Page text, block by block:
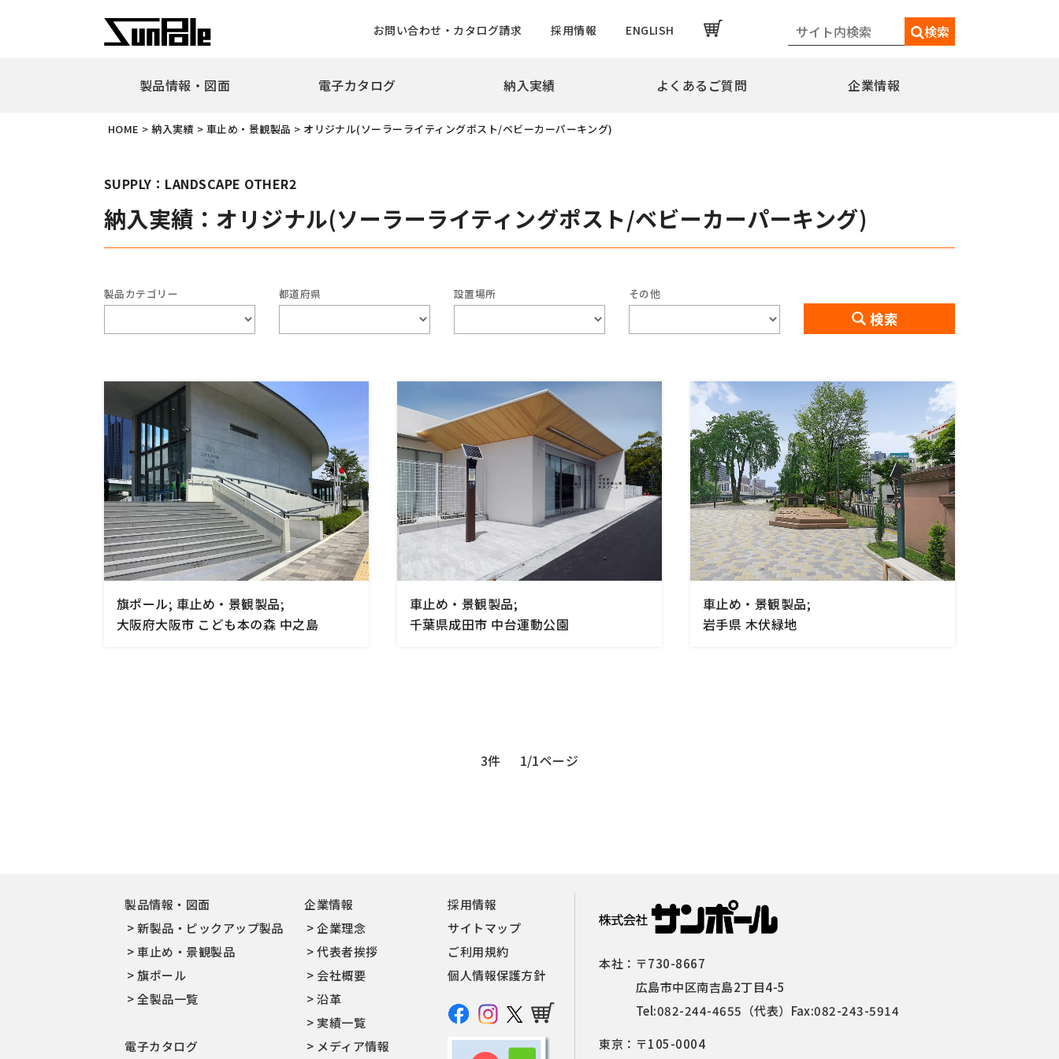
お問い合わせ・カタログ請求 採用情報 ENGLISH 検索
製品情報・図面
新製品・ピックアップ製品
車止め・景観製品
ピラー
ユニバーサルデザインゲート
ガードコーン
擬石
手動ゲート
電動チェーンゲート
オリジナル
その他
部品
旗ポール
ハンドル型テーパーポール
ハンドル型テーパーポール特別仕様
のぼりポール
バナーポールBPNタイプ
水平型アウトリガー式
コミュニティポール
交換用部品
電子カタログ 納入実績 よくあるご質問 企業情報
HOME >納入実績 > 車止め・景観製品 > オリジナル(ソーラーライティングポスト/ベビーカーパーキング)
SUPPLY：LANDSCAPE OTHER2
納入実績：オリジナル(ソーラーライティングポスト/ベビーカーパーキング)
製品カテゴリー 都道府県 設置場所 その他
検索
旗ポール; 車止め・景観製品;
大阪府大阪市 こども本の森 中之島
車止め・景観製品;
千葉県成田市 中台運動公園
車止め・景観製品;
岩手県 木伏緑地
3件 1/1ページ
製品情報・図面
新製品・ピックアップ製品
車止め・景観製品
旗ポール
全製品一覧
電子カタログ
企業情報
企業理念
代表者挨拶
会社概要
沿革
実績一覧
メディア情報
採用情報
サイトマップ
ご利用規約
個人情報保護方針
本社： 〒730-8667
広島市中区南吉島2丁目4-5
Tel:082-244-4655 （代表）Fax:082-243-5914
東京： 〒105-0004